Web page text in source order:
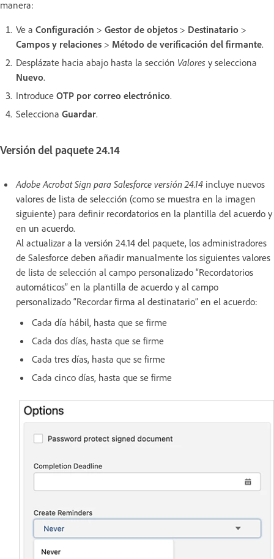
manera:
Ve a Configuración > Gestor de objetos > Destinatario >
Campos y relaciones > Método de verificación del firmante.
Desplázate hacia abajo hasta la sección Valores y selecciona
Nuevo.
Introduce OTP por correo electrónico.
Selecciona Guardar.
Versión del paquete 24.14
Adobe Acrobat Sign para Salesforce versión 24.14 incluye nuevos
valores de lista de selección (como se muestra en la imagen
siguiente) para definir recordatorios en la plantilla del acuerdo y
en un acuerdo.
Al actualizar a la versión 24.14 del paquete, los administradores
de Salesforce deben añadir manualmente los siguientes valores
de lista de selección al campo personalizado “Recordatorios
automáticos” en la plantilla de acuerdo y al campo
personalizado “Recordar firma al destinatario” en el acuerdo:
Cada día hábil, hasta que se firme
Cada dos días, hasta que se firme
Cada tres días, hasta que se firme
Cada cinco días, hasta que se firme